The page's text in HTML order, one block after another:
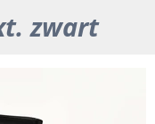
zwart